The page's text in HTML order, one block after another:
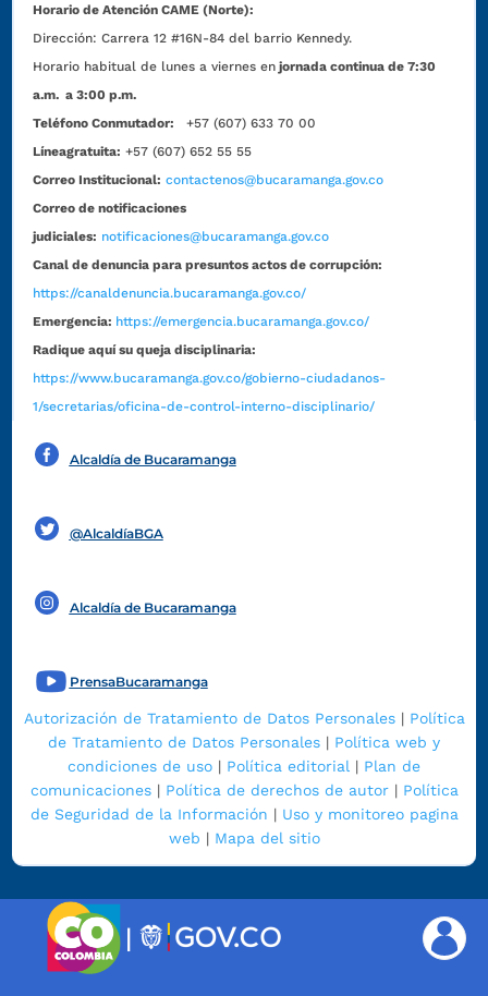
Horario de Atención CAME (Norte):
Dirección:Carrera 12 #16N-84 del barrio Kennedy.
Horario habitual de lunes a viernes en jornada continua de 7:30
a.m. a 3:00 p.m.
Teléfono Conmutador:
+57 (607) 633 70 00
Líneagratuita: +57 (607) 652 55 55
Correo Institucional: contactenos@bucaramanga.gov.co
Correo de notificaciones
judiciales: notificaciones@bucaramanga.gov.co
Canal de denuncia para presuntos actos de corrupción:
https://canaldenuncia.bucaramanga.gov.co/
Emergencia: https://emergencia.bucaramanga.gov.co/
Radique aquí su queja disciplinaria:
https://www.bucaramanga.gov.co/gobierno-ciudadanos-
1/secretarias/oficina-de-control-interno-disciplinario/
Alcaldía de Bucaramanga
@AlcaldíaBGA
Alcaldía de Bucaramanga
PrensaBucaramanga
Autorización de Tratamiento de Datos Personales| Política
de Tratamiento de Datos Personales | Política web y
condiciones de uso | Política editorial | Plan de
comunicaciones| Política de derechos de autor| Política
de Seguridad de la Información | Uso y monitoreo pagina
web | Mapa del sitio
|